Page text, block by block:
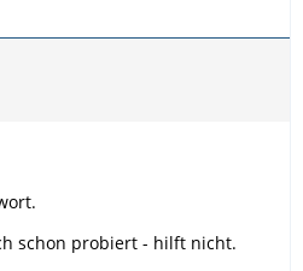
schon probiert - hilft nicht.